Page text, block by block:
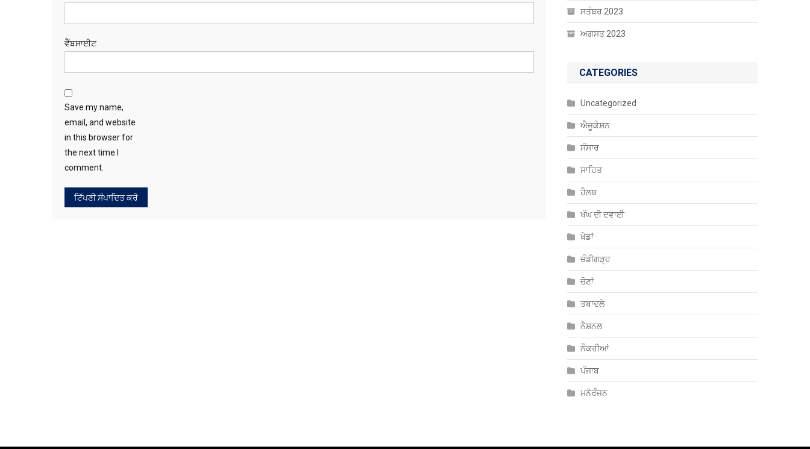
ਵੈੱਬਸਾਈਟ
Save my name,
email, and website
in this browser for
the next time I
comment.
ਸਤੰਬਰ 2023
ਅਗਸਤ 2023
CATEGORIES
Uncategorized
ਐਜੂਕੇਸ਼ਨ
ਸੰਸਾਰ
ਸਾਹਿਤ
ਹੈਲਥ
ਖੰਘ ਦੀ ਦਵਾਈ
ਖੇਡਾਂ
ਚੰਡੀਗੜ੍ਹ
ਚੋਣਾਂ
ਤਬਾਦਲੇ
ਨੈਸ਼ਨਲ
ਨੌਕਰੀਆਂ
ਪੰਜਾਬ
ਮਨੋਰੰਜਨ